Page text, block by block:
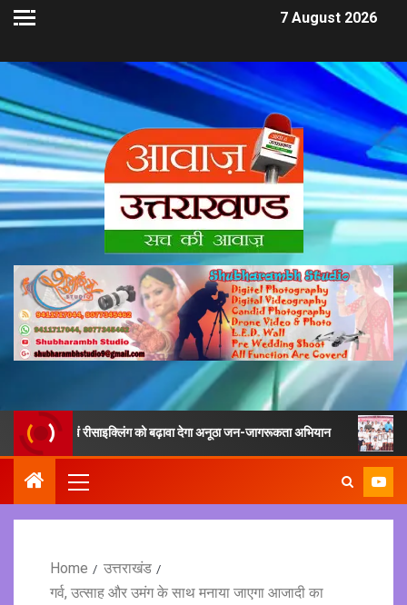
7 August 2026
एवं रीसाइक्लिंग को बढ़ावा देगा अनूठा जन-जागरूकता अभियान फिटनेस
Home
उत्तराखंड
गर्व, उत्साह और उमंग के साथ मनाया जाएगा आजादी का